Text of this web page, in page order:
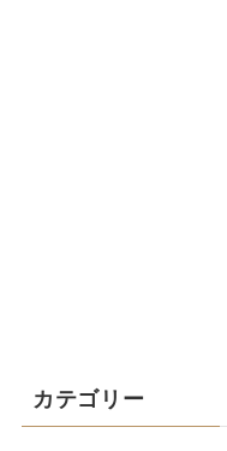
カテゴリー